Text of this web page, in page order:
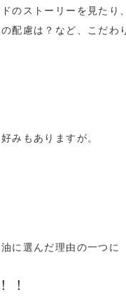
のストーリーを見た
配慮は？など、こだ
みもありますが。
に選んだ理由の一つに
！